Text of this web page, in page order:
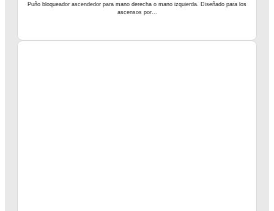
Puño bloqueador ascendedor para mano derecha o mano izquierda. Diseñado para los
ascensos por...